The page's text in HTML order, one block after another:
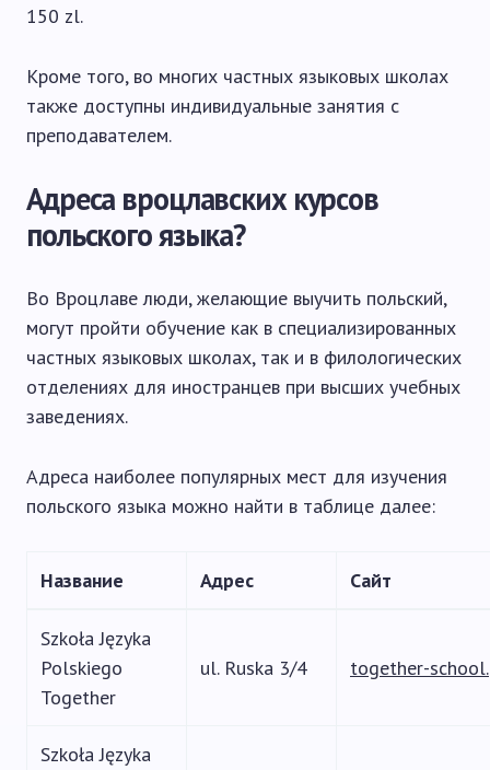
150 zl.
Кроме того, во многих частных языковых школах
также доступны индивидуальные занятия с
преподавателем.
Адреса вроцлавских курсов
польского языка?
Во Вроцлаве люди, желающие выучить польский,
могут пройти обучение как в специализированных
частных языковых школах, так и в филологических
отделениях для иностранцев при высших учебных
заведениях.
Адреса наиболее популярных мест для изучения
польского языка можно найти в таблице далее:
Название Адрес Сайт
Szkoła Języka
Polskiego
Together
ul. Ruska 3/4 together-
Szkoła Języka